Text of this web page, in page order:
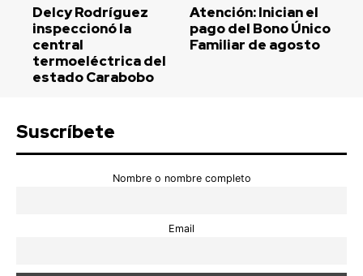
Delcy Rodríguez
inspeccionó la
central
termoeléctrica del
estado Carabobo
Atención: Inician el
pago del Bono Único
Familiar de agosto
Suscríbete
Nombre o nombre completo
Email